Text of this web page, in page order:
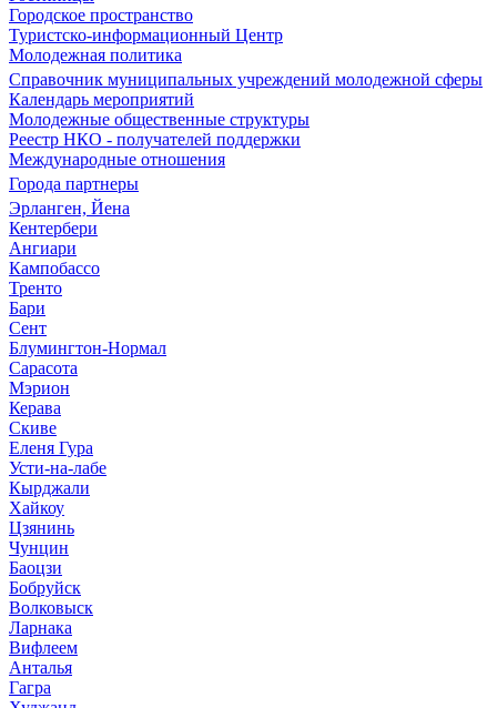
Городское пространство
Туристско-информационный Центр
Молодежная политика
Справочник муниципальных учреждений молодежной сферы
Календарь мероприятий
Молодежные общественные структуры
Реестр НКО - получателей поддержки
Международные отношения
Города партнеры
Эрланген, Йена
Кентербери
Ангиари
Кампобассо
Тренто
Бари
Сент
Блумингтон-Нормал
Сарасота
Мэрион
Керава
Скиве
Еленя Гура
Усти-на-лабе
Кырджали
Хайкоу
Цзянинь
Чунцин
Баоцзи
Бобруйск
Волковыск
Ларнака
Вифлеем
Анталья
Гагра